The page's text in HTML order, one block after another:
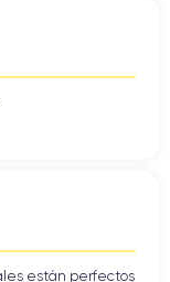
están perfectos